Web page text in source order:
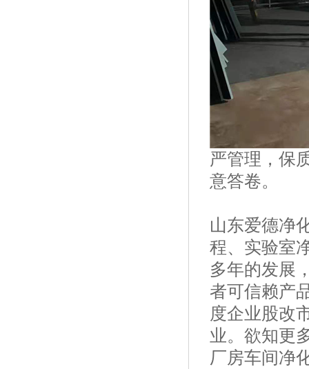
严管理，保
意答卷。
山东爱德净
程、实验室
多年的发展
者可信赖产
度企业股改
业。欲知更
厂房车间净